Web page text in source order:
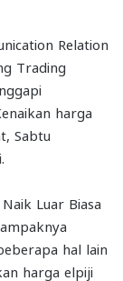
Relation
Trading
harga
Sabtu
Luar Biasa
hal lain
harga elpiji